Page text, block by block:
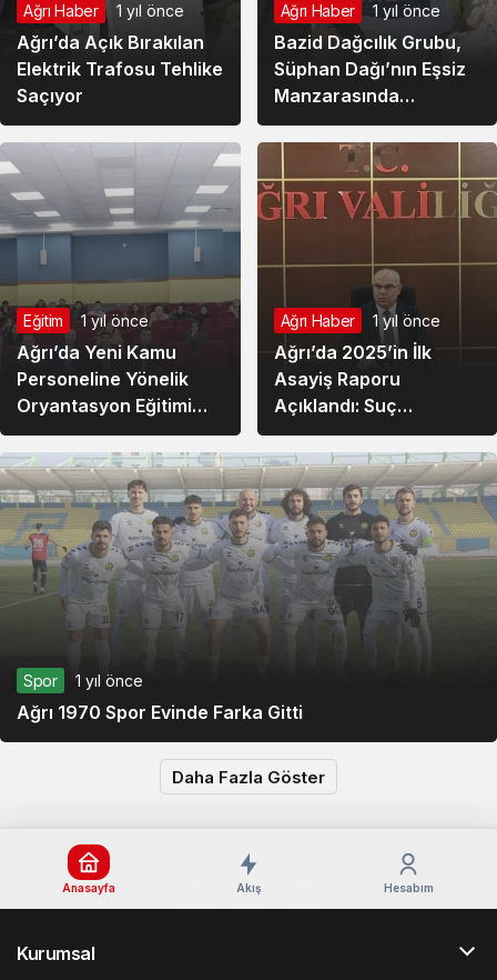
Ağrı Haber 1 yıl önce
Ağrı’da Açık Bırakılan
Elektrik Trafosu Tehlike
Saçıyor
Ağrı Haber 1 yıl önce
Bazid Dağcılık Grubu,
Süphan Dağı’nın Eşsiz
Manzarasında
Doğaseverlerle Buluştu
Eğitim 1 yıl önce
Ağrı’da Yeni Kamu
Personeline Yönelik
Oryantasyon Eğitimi
Başladı
Ağrı Haber 1 yıl önce
Ağrı’da 2025’in İlk
Asayiş Raporu
Açıklandı: Suç
Oranlarında Düşüş
Yaşandı
Spor 1 yıl önce
Ağrı 1970 Spor Evinde Farka Gitti
Daha Fazla Göster
Anasayfa Akış Hesabım
Kurumsal